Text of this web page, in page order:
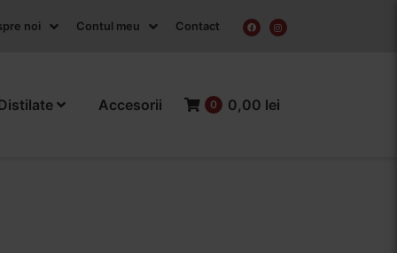
noi Contul meu Contact
Accesorii 0 0,00 lei